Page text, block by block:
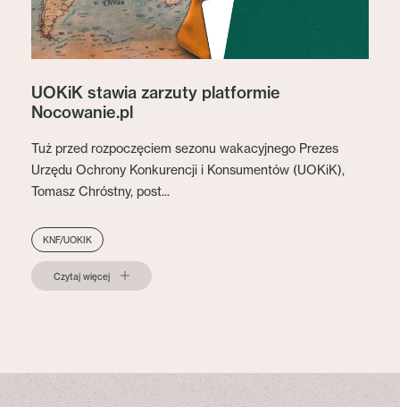
UOKiK stawia zarzuty platformie
Nocowanie.pl
Tuż przed rozpoczęciem sezonu wakacyjnego Prezes
Urzędu Ochrony Konkurencji i Konsumentów (UOKiK),
Tomasz Chróstny, post...
KNF/UOKIK
Czytaj więcej